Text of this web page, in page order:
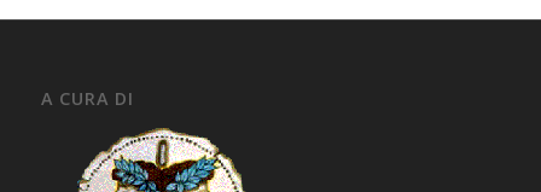
A CURA DI